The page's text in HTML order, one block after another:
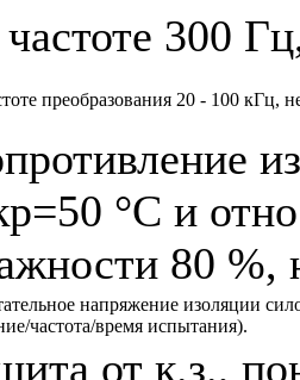
300
преобразования 20 - 100 кГц,
°С и
80 %,
напряжение изоляции
частота/время испытания).
от к.з.,